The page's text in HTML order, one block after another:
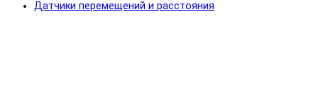
Датчики перемещений и расстояния